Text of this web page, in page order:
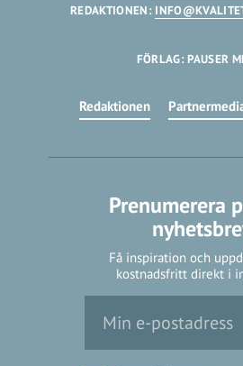
REDAKTIONEN:
FÖRLAG: PAUSER
Redaktionen
Prenumerera
Få inspiration och
kostnadsfritt direkt i